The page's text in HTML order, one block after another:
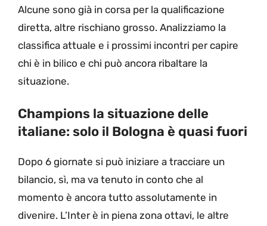
Alcune sono già in corsa per la qualificazione
diretta, altre rischiano grosso. Analizziamo la
classifica attuale e i prossimi incontri per capire
chi è in bilico e chi può ancora ribaltare la
situazione.
Champions la situazione delle
italiane: solo il Bologna è quasi fuori
Dopo 6 giornate si può iniziare a tracciare un
bilancio, sì, ma va tenuto in conto che al
momento è ancora tutto assolutamente in
divenire. L’Inter è in piena zona ottavi, le altre